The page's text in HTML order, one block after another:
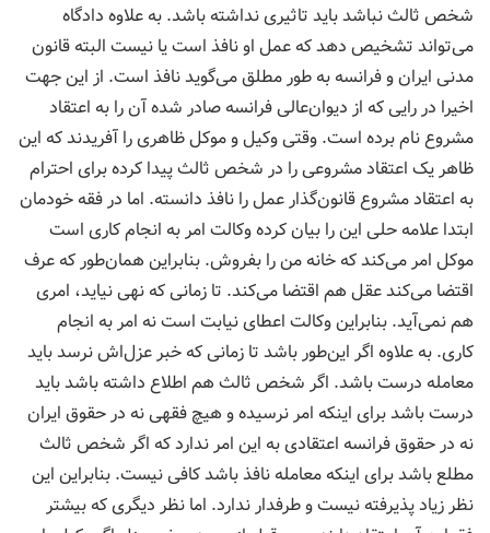
شخص ثالث نباشد باید تاثیری نداشته باشد. به علاوه دادگاه
می‌تواند تشخیص دهد که عمل او نافذ است یا نیست البته قانون
مدنی ایران و فرانسه به طور مطلق می‌گوید نافذ است. از این جهت
اخیرا در رایی که از دیوان‌عالی فرانسه صادر شده آن را به اعتقاد
مشروع نام برده است. وقتی وکیل و موکل ظاهری را آفریدند که این
ظاهر یک اعتقاد مشروعی را در شخص ثالث پیدا کرده برای احترام
به اعتقاد مشروع قانون‌گذار عمل را نافذ دانسته. اما در فقه خودمان
ابتدا علامه حلی این را بیان کرده وکالت امر به انجام کاری است
موکل امر می‌کند که خانه من را بفروش. بنابراین همان‌طور که عرف
اقتضا می‌کند عقل هم اقتضا می‌کند. تا زمانی که نهی نیاید، امری
هم نمی‌آید. بنابراین وکالت اعطای نیابت است نه امر به انجام
کاری. به علاوه اگر این‌طور باشد تا زمانی که خبر عزل‌اش نرسد باید
معامله درست باشد. اگر شخص ثالث هم اطلاع داشته باشد باید
درست باشد برای اینکه امر نرسیده و هیچ فقهی نه در حقوق ایران
نه در حقوق فرانسه اعتقادی به این امر ندارد که اگر شخص ثالث
مطلع باشد برای اینکه معامله نافذ باشد کافی نیست. بنابراین این
نظر زیاد پذیرفته نیست و طرفدار ندارد. اما نظر دیگری که بیشتر